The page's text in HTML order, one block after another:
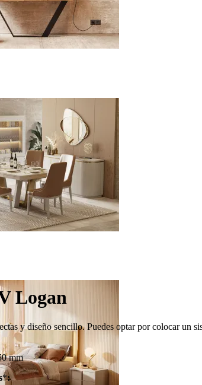
Logan
y diseño sencillo. Puedes optar por colocar un
mm
*: